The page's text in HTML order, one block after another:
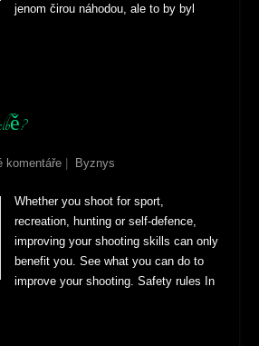
jenom čirou náhodou, ale to by byl
komentáře Byznys
Whether you shoot for sport,
recreation, hunting or self-defence,
improving your shooting skills can only
benefit you. See what you can do to
improve your shooting. Safety rules In